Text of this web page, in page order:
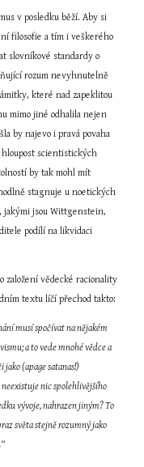
v posledku běží. Aby si
filosofie a tím i veškerého
slovníkové standardy o
rozum nevyhnutelně
které nad zapeklitou
mimo jiné odhalila nejen
by najevo i pravá povaha
scientistických
by tak mohl mít
stagnuje u noetických
jakými jsou Wittgenstein,
podílí na likvidaci
založení vědecké racionality
textu líčí přechod takto:
musí spočívat na nějakém
a to vede mnohé vědce a
(apage satanas!)
neexistuje nic spolehlivějšího
vývoje, nahrazen jiným? To
světa stejně rozumný jako
“